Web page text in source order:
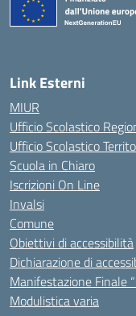
Link Esterni
MIUR
Ufficio Scolastico
Ufficio Scolastico
Scuola in Chiaro
Iscrizioni On Line
Invalsi
Comune
Obiettivi di accessibilità
Dichiarazione di
Manifestazione Finale
Modulistica varia